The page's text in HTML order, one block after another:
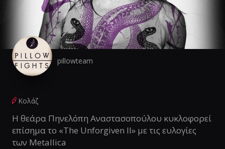
pillowteam
Κολάζ
Η θεάρα Πηνελόπη Αναστασοπούλου κυκλοφορεί
επίσημα το «The Unforgiven II» με τις ευλογίες
των Metallica